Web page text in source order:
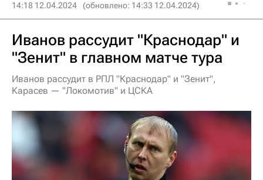
14:18 12.04.2024 (обновлено: 14:33 12.04.2024)
Иванов рассудит "Краснодар" и
"Зенит" в главном матче тура
Иванов рассудит в РПЛ "Краснодар" и "Зенит",
Карасев — "Локомотив" и ЦСКА